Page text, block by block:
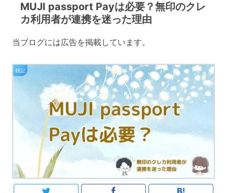
MUJI passport Payは必要？無印のクレ
カ利用者が連携を迷った理由
当ブログには広告を掲載しています。
雑記